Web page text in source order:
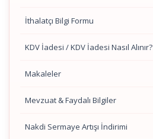
İthalatçı Bilgi Formu
KDV İadesi / KDV İadesi Nasıl Alınır?
Makaleler
Mevzuat & Faydalı Bilgiler
Nakdi Sermaye Artışı İndirimi